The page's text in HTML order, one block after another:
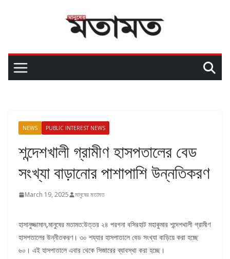
NEWS PUBLIC INTEREST NEWS
শন্দেশখালী গ্রামীণ হাসপতালের বেড
সংখ্যা বাড়ানোর পাশাপাশি উন্নতিকরণ
March 19, 2025 মানুষের মতামত
হাসানুজ্জামান,মানুষের মতামত:উত্তর ২৪ পরগনা বসিরহাট মহাকুমার শন্দেশখালী গ্রামীণ
হাসপতালের উন্নীতকরণ। ৩০ শয্যার হাসপাতালে বেড সংখ্যা বাড়িয়ে করা হচ্ছে
৬০। এই হাসপাতালে এবার থেকে সিজারের ব্যাবস্থা করা হচ্ছে।